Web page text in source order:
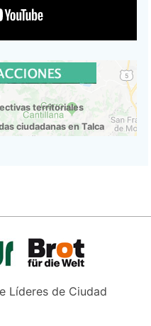
territoriales
ciudadanas en Talca
Líderes de Ciudad